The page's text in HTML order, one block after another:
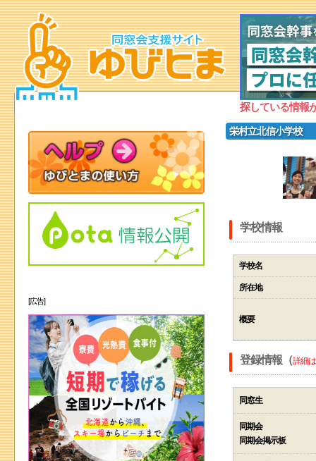
探している情報
栄村立北信小学校
学校情報
学校名
所在地
概要
登録情報（詳細
同窓生
同期会
同期会掲示板
[広告]